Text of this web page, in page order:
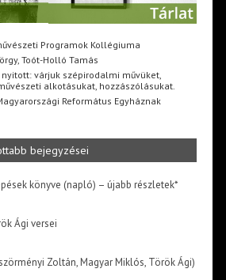
Programok Kollégiuma
Toót-Holló Tamás
várjuk szépirodalmi művüket,
alkotásukat, hozzászólásukat.
Református Egyháznak
bejegyzései
könyve (napló) – újabb részletek*
Ági versei
Zoltán, Magyar Miklós, Török Ági)